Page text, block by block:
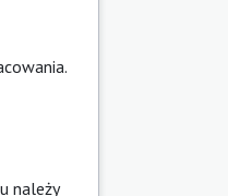
należy